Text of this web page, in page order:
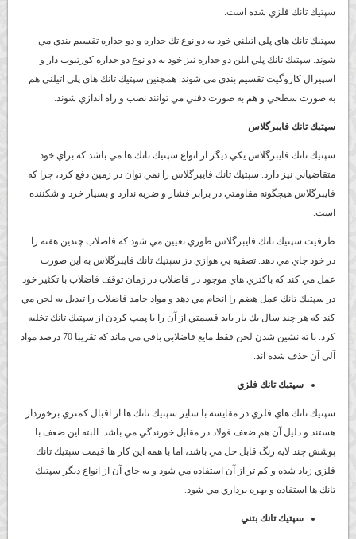
سپتيك تانك فلزي شده است.
سپتيك تانك هاي پلي اتيلني خود به دو نوع تك جداره و دو جداره تقسيم بندي مي
شوند. سپتيك تانك پلي ايلن دو جداره نيز خود به دو نوع دو جداره كورتيوب دار و
اسپيرال كاروگيت تقسيم بندي مي شوند. همچنين سپتيك تانك هاي پلي اتيلني هم
به صورت سطحي و هم به صورت دفني مي توانند نصب و راه اندازي شوند.
سپتيك تانك فايبرگلاس
سپتيك تانك فايبرگلاس يكي ديگر از انواع سپتيك تانك ها مي باشد كه براي خود
متقاضياني نيز دارد. سپتيك تانك فايبرگلاس را نمي توان در زمين دفع كرد، چرا كه
فايبرگلاس هيچگونه مقاومتي در برابر فشار و ضربه ندارد و بسيار خرد و شكننده
است.
ظرفيت سپتيك تانك فايبرگلاس طوري تعيين مي شود كه فاضلاب چندين هفته را
در خود جاي مي دهد. تصفيه بي هوازي دز سپتيك تانك فايبرگلاس به اين صورت
عمل مي كند كه باكتري هاي موجود در فاضلاب در زمان توقف فاضلاب با تكثير خود
در سپتيك تانك عمل هضم را انجام مي دهد و مواد جامد فاضلاب را تبديل به لجن مي
كند كه هر چند سال يك بار بايد قسمتي از آن را با پمپ كردن از سپتيك تانك تخليه
كرد. با ته نشين شدن لجن فقط مايع فاضلابي باقي مي ماند كه تقريبا 70 درصد مواد
آلي آن حذف شده اند.
سپتيك تانك فلزي
سپتيك تانك هاي فلزي در مقايسه با ساير سپتيك تانك ها از اقبال كمتري برخوردار
هستند و دليل آن هم ضعف فولاد در مقابل خورندگي مي باشد. البته اين ضعف با
پوشش چند لايه رنگ قابل حل مي باشد، اما با همه اين كار ها قيمت سپتيك تانك
فلزي زياد شده و كم تر از آن استفاده مي شود و به جاي آن از انواع ديگر سپتيك
تانك ها استفاده و بهره برداري مي شود.
سپتيك تانك بتني